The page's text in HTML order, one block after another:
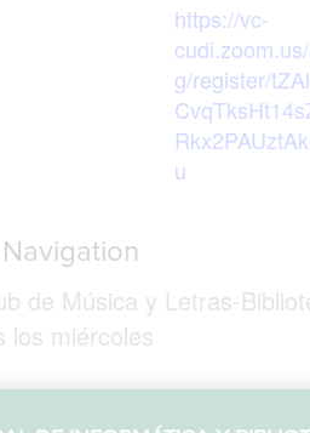
https://vc-
g/register/
u
de Música y Letras-
los miércoles